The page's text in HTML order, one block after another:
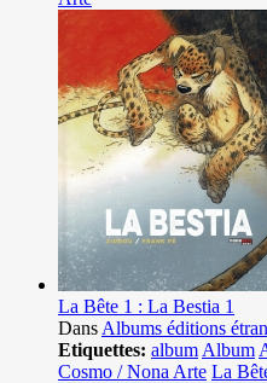
La Bête 1 : La Bestia 1
Dans Albums éditions
Etiquettes: album Album
Cosmo / Nona Arte La